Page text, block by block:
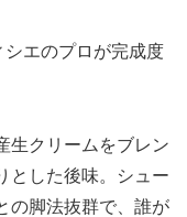
エのプロが完成度
生クリームをブレン
とした後味。シュー
の脚法抜群で、誰が